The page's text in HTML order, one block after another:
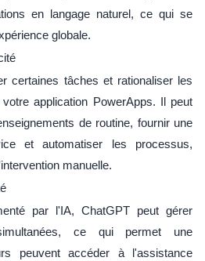
en langage naturel, ce qui se
globale.
certaines tâches et rationaliser les
application PowerApps. Il peut
de routine, fournir une
et automatiser les processus,
manuelle.
par l'IA, ChatGPT peut gérer
ce qui permet une
peuvent accéder à l'assistance